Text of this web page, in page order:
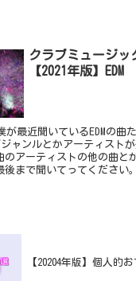
クラブミュージッ
【2021年版】EDM
が最近聞いているEDMの曲
ジャンルとかアーティスト
のアーティストの他の曲と
まで聞いてってください。
【20204年版】個人的お